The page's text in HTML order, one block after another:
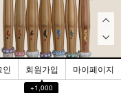
인
회원가입
▲
+1,000
마이페이지